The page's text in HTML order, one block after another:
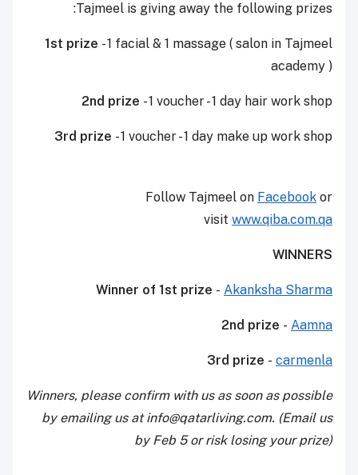
Tajmeel is giving away the following prizes:
1st prize - 1 facial & 1 massage ( salon in Tajmeel
academy )
2nd prize - 1 voucher - 1 day hair work shop
3rd prize - 1 voucher - 1 day make up work shop
Follow Tajmeel on Facebook or
visit www.qiba.com.qa
WINNERS
Winner of 1st prize - Akanksha Sharma
2nd prize - Aamna
3rd prize - carmenla
Winners, please confirm with us as soon as possible
by emailing us at info@qatarliving.com. (Email us
by Feb 5 or risk losing your prize)